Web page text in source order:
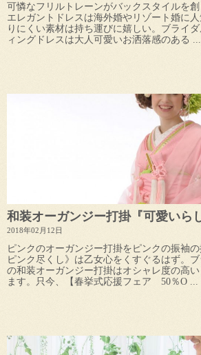
可憐なフリルトレーンがバックスタイルを
エレガントドレスは海外婚やリゾート婚に
りにくい素材は持ち運びに嬉しい。ブライ
ィングドレスは大人可愛いお洒落感のある ...
和装オーガンジー打掛『可愛いら
2018年02月12日
ピンクのオーガンジー打掛をピンクの振袖
ピンク尽くし》は乙女心をくすぐるはず。
の和装オーガンジー打掛はオシャレ度の高
ます。只今、【春挙式応援フェア 50％O ...